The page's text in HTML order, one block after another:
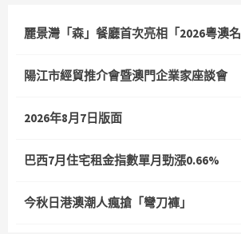
麗景灣「森」餐廳首次亮相「2026粵澳名
陽江市經貿推介會暨澳門企業家座談會
2026年8月7日版面
巴西7月住宅租金指數單月勁漲0.66%
今秋日港澳潮人瘋搶「彎刀褲」